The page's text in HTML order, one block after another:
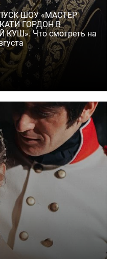
ШОУ «МАСТЕР
ГОРДОН В
Что смотреть на